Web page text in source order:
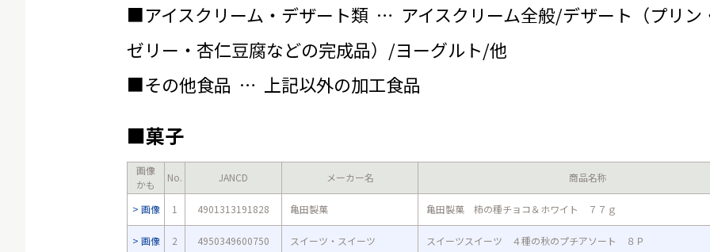
■アイスクリーム・デザート類 … アイスクリーム全般/デザート（プリン
ゼリー・杏仁豆腐などの完成品）/ヨーグルト/他
■その他食品 … 上記以外の加工食品
■菓子
画像
かも
No. JANCD メーカー名 商品名称
画像 1 4901313191828 亀田製菓 亀田製菓 柿の種チョコ＆ホワイト ７７ｇ
画像 2 4950349600750 スイーツ・スイーツ スイーツスイーツ ４種の秋のプチアソート ８Ｐ